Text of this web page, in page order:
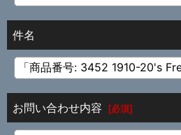
件名
お問い合わせ内容 [必須]